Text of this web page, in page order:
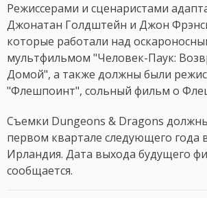
Режиссерами и сценаристами
Джонатан Голдштейн и Джон
которые работали над
мультфильмом "Человек-Паук:
Домой", а также должны были
"Флешпоинт", сольный фильм о
Съемки Dungeons & Dragons
первом квартале следующего года
Ирландия. Дата выхода будущего
сообщается.